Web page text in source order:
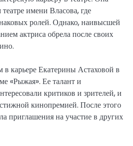
имени Власова, где
ролей. Однако, наивысшей
актриса обрела после своих
карьере Екатерины Астаховой в
«Рыжая». Ее талант и
критиков и зрителей, и
кинопремией. После этого
приглашения на участие в других